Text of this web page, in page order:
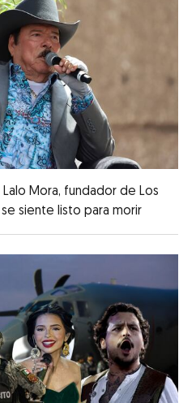
Lalo Mora, fundador de Los
siente listo para morir